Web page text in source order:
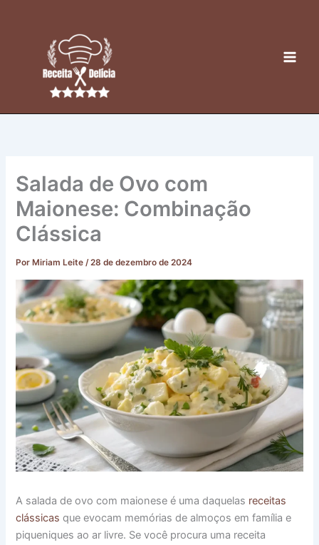
Salada de Ovo com
Maionese: Combinação
Clássica
Por Miriam Leite/28 de dezembro de 2024
A salada de ovo com maionese é uma daquelas receitas
clássicas que evocam memórias de almoços em família e
piqueniques ao ar livre. Se você procura uma receita